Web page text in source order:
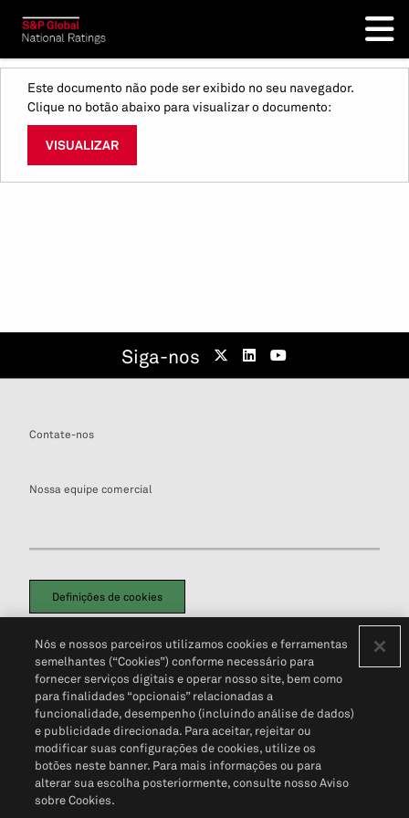
Este documento não pode ser exibido no seu navegador.
Clique no botão abaixo para visualizar o documento:
VISUALIZAR
Siga-nos
Contate-nos
Nossa equipe comercial
Definições de cookies
Política de PrivacidadePortal de privacidade do cliente (em inglês)
Não Venda Minhas Informações Pessoais© 2026 S&P Global
Nós e nossos parceiros utilizamos cookies e ferramentas
semelhantes (“Cookies”) conforme necessário para
fornecer serviços digitais e operar nosso site, bem como
para finalidades “opcionais” relacionadas a
funcionalidade, desempenho (incluindo análise de dados)
e publicidade direcionada. Para aceitar, rejeitar ou
modificar suas configurações de cookies, utilize os
botões neste banner. Para mais informações ou para
alterar sua escolha posteriormente, consulte nosso Aviso
sobre Cookies.